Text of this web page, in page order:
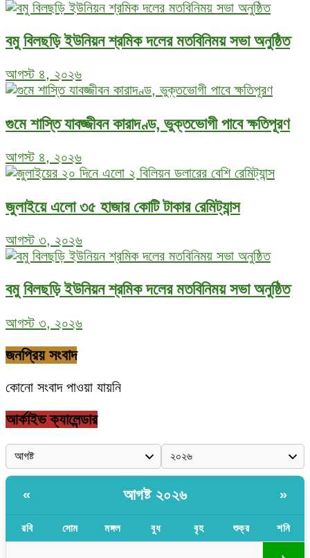
বমু বিলছড়ি ইউনিয়ন শ্রমিক দলের মতবিনিময় সভা অনুষ্ঠিত
আগস্ট ৪, ২০২৬
গুমে শাস্তি যাবজ্জীবন কারাদণ্ড, ভুক্তভোগী পাবে ক্ষতিপূরণ
আগস্ট ৪, ২০২৬
জুলাইয়ে এলো ৩৫ হাজার কোটি টাকার রেমিট্যান্স
আগস্ট ৩, ২০২৬
বমু বিলছড়ি ইউনিয়ন শ্রমিক দলের মতবিনিময় সভা অনুষ্ঠিত
আগস্ট ৩, ২০২৬
জনপ্রিয় সংবাদ
কোনো সংবাদ পাওয়া যায়নি
আর্কাইভ ক্যালেন্ডার
« আগষ্ট ২০২৬ »
রবি সোম মঙ্গল বুধ বৃহ শুক্র শনি